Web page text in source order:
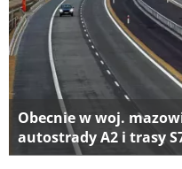
Obecnie w woj.
autostrady A2 i trasy